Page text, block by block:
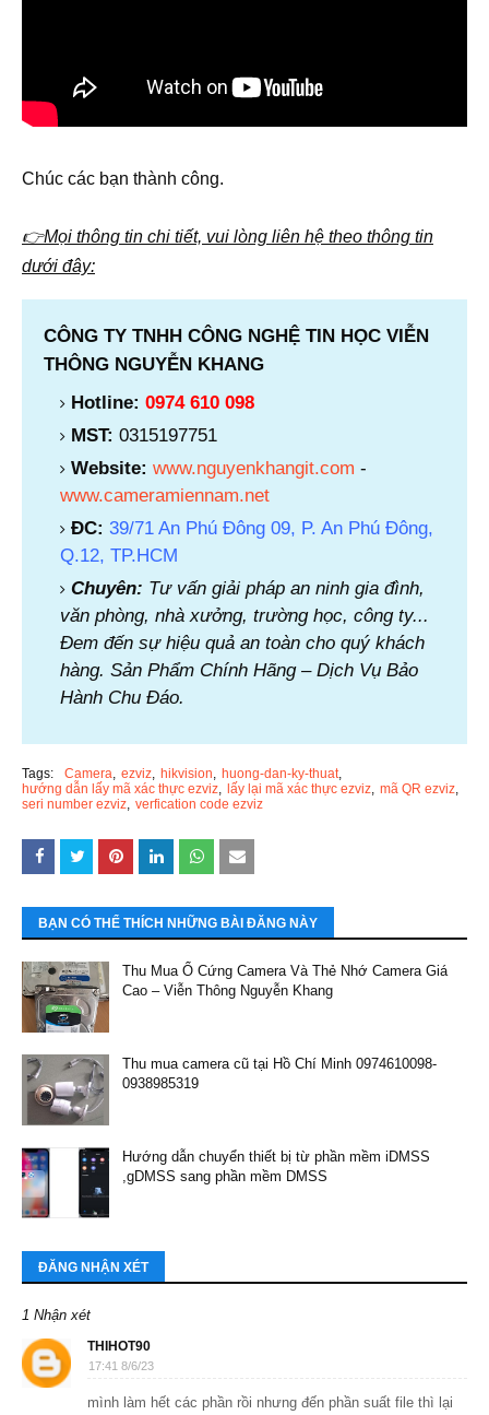
Chúc các bạn thành công.
👉Mọi thông tin chi tiết, vui lòng liên hệ theo thông tin
dưới đây:
CÔNG TY TNHH CÔNG NGHỆ TIN HỌC VIỄN
THÔNG NGUYỄN KHANG
Hotline: 0974 610 098
MST: 0315197751
Website: www.nguyenkhangit.com -
www.cameramiennam.net
ĐC: 39/71 An Phú Đông 09, P. An Phú Đông,
Q.12, TP.HCM
Chuyên: Tư vấn giải pháp an ninh gia đình,
văn phòng, nhà xưởng, trường học, công ty...
Đem đến sự hiệu quả an toàn cho quý khách
hàng. Sản Phẩm Chính Hãng – Dịch Vụ Bảo
Hành Chu Đáo.
Tags: Camera ezviz hikvision
huong-dan-ky-thuat
hướng dẫn lấy mã xác thực ezviz
lấy lại mã xác thực ezviz mã QR ezviz
seri number ezviz verfication code ezviz
BẠN CÓ THỂ THÍCH NHỮNG BÀI ĐĂNG NÀY
Thu Mua Ổ Cứng Camera Và Thẻ Nhớ Camera Giá
Cao – Viễn Thông Nguyễn Khang
Thu mua camera cũ tại Hồ Chí Minh 0974610098-
0938985319
Hướng dẫn chuyển thiết bị từ phần mềm iDMSS
,gDMSS sang phần mềm DMSS
ĐĂNG NHẬN XÉT
1 Nhận xét
THIHOT90
17:41 8/6/23
mình làm hết các phần rồi nhưng đến phần suất file thì lại